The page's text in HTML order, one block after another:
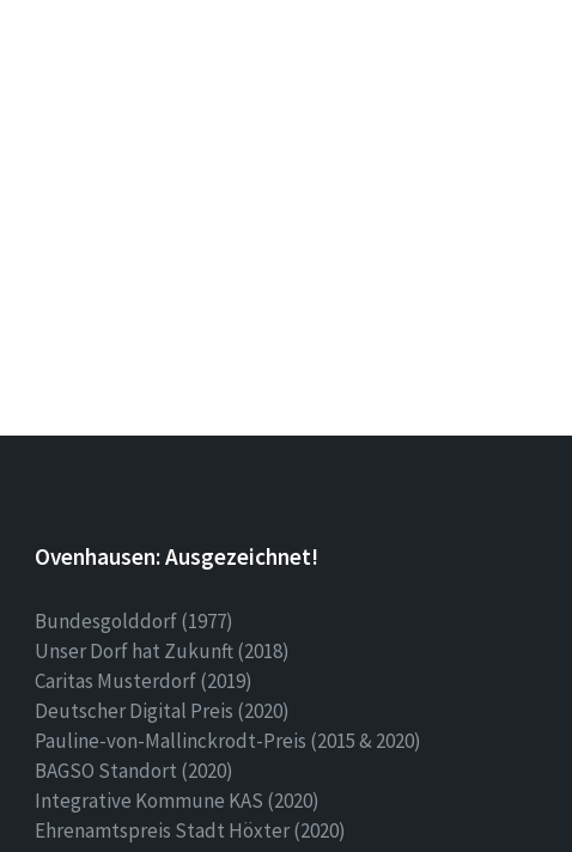
Ovenhausen: Ausgezeichnet!
Bundesgolddorf (1977)
Unser Dorf hat Zukunft (2018)
Caritas Musterdorf (2019)
Deutscher Digital Preis (2020)
Pauline-von-Mallinckrodt-Preis (2015 & 2020)
BAGSO Standort (2020)
Integrative Kommune KAS (2020)
Ehrenamtspreis Stadt Höxter (2020)